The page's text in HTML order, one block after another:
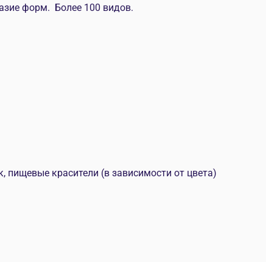
форм. Более 100 видов.
пищевые красители (в зависимости от цвета)